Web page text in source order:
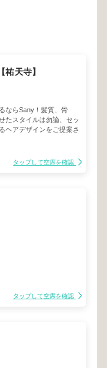
天寺】
ならSany！髪質、骨
たスタイルは勿論、セッ
ヘアデザインをご提案さ
タップして空席を確認
タップして空席を確認